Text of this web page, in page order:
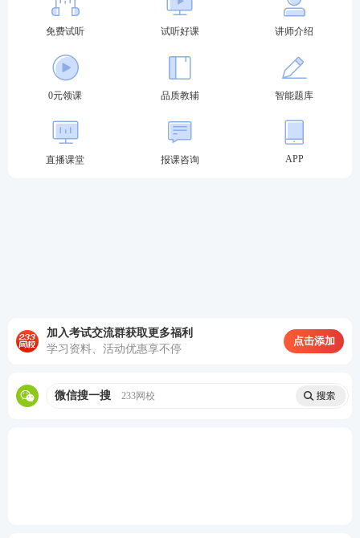
免费试听 试听好课 讲师介绍
0元领课 品质教辅 智能题库
直播课堂 报课咨询 APP
加入考试交流群获取更多福利
学习资料、活动优惠享不停
点击添加
微信搜一搜 233网校